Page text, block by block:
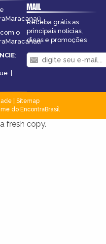
o
:
MAIL
Receba grátis as
principais notícias,
dicas e promoções
Sitemap
do EncontraBrasil
fresh copy.